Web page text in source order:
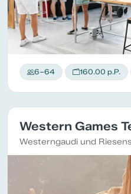
6–64 160.00 p.P.
Western Games
Westerngaudi und